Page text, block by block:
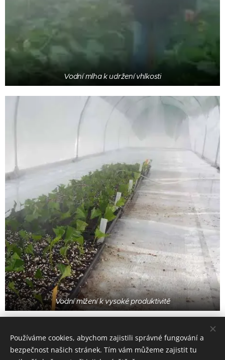
Vodní mlha k udržení vhlkosti
Vodní mlžení k vysoké produktivitě
Infocom s.r.o., Lýskova 711/24, 15500 Praha 5, Tel.: +420 725 647
480
Používáme cookies, abychom zajistili správné fungování a
bezpečnost našich stránek. Tím vám můžeme zajistit tu